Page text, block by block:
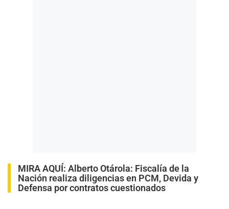
MIRA AQUÍ: Alberto Otárola: Fiscalía de la
Nación realiza diligencias en PCM, Devida y
Defensa por contratos cuestionados